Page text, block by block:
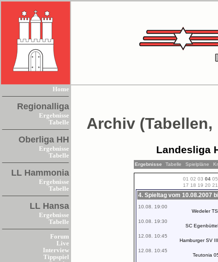
Home
Regionalliga
Ergebnisse
Tabelle
Oberliga HH
Ergebnisse
Tabelle
LL Hammonia
Ergebnisse
Tabelle
LL Hansa
Ergebnisse
Tabelle
Forum
Live
Interview
Tippspiel
Archiv
Landesliga
Ergebnisse Tabelle Spielpläne
01 02 03 04 05
17 18 19 20 21
4. Spieltag vom 10.08.2007
10.08. 19:00
Wedeler
10.08. 19:30
SC
12.08. 10:45
Hamburger SV
12.08. 10:45
Teutonia